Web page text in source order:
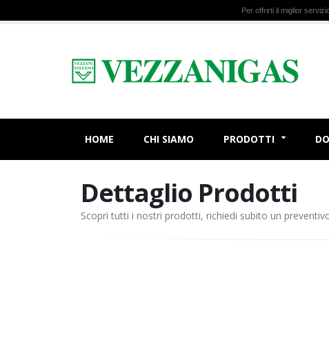
Per offrirti il miglior
HOME CHI SIAMO PRODOTTI
Dettaglio Prodotti
Scopri tutti i nostri prodotti, richiedi subito un